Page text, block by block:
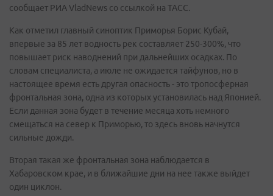
сообщает РИА VladNews со ссылкой на ТАСС.
Как отметил главный синоптик Приморья Борис Кубай,
впервые за 85 лет водность рек составляет 250-300%, что
повышает риск наводнений при дальнейших осадках. По
словам специалиста, а июле не ожидается тайфунов, но в
настоящее время есть другая опасность - это тропосферная
фронтальная зона, одна из которых установилась над Японией.
Если данная зона будет в течение месяца хоть немного
смещаться на север к Приморью, то здесь вновь начнутся
сильные дожди.
Вторая такая же фронтальная зона наблюдается в
Хабаровском крае, и в ближайшие дни на нее также выйдет
один циклон.